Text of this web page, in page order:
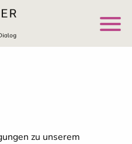
zu unserem